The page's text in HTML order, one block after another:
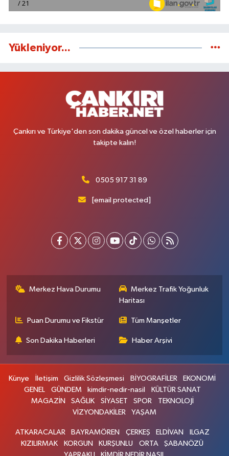
Yükleniyor...
Çankırı ve Türkiye'den son dakika güncel ve özel haberler için
takipte kalın!
0505 917 31 89
[email protected]
Merkez Hava Durumu
Merkez Trafik Yoğunluk
Haritası
Puan Durumu ve Fikstür Tüm Manşetler
Son Dakika Haberleri Haber Arşivi
Künye İletişim Gizlilik Sözleşmesi BİYOGRAFİLER
EKONOMİ
GENEL
GÜNDEM kimdir-nedir-nasil
KÜLTÜR SANAT
MAGAZİN
SAĞLIK SİYASET SPOR
TEKNOLOJİ
VİZYONDAKİLER
YAŞAM
ATKARACALAR BAYRAMÖREN ÇERKEŞ ELDİVAN
ILGAZ
KIZILIRMAK
KORGUN KURŞUNLU ORTA
ŞABANÖZÜ